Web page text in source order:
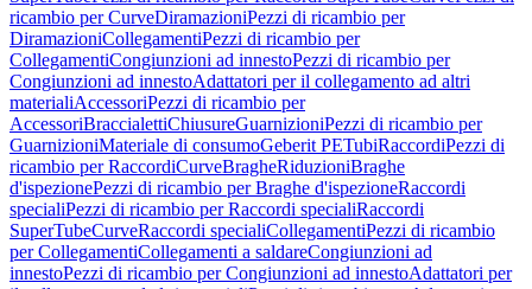
ricambio per CurveDiramazioniPezzi di ricambio per
DiramazioniCollegamentiPezzi di ricambio per
CollegamentiCongiunzioni ad innestoPezzi di ricambio per
Congiunzioni ad innestoAdattatori per il collegamento ad altri
materialiAccessoriPezzi di ricambio per
AccessoriBraccialettiChiusureGuarnizioniPezzi di ricambio per
GuarnizioniMateriale di consumoGeberit PETubiRaccordiPezzi di
ricambio per RaccordiCurveBragheRiduzioniBraghe
d'ispezionePezzi di ricambio per Braghe d'ispezioneRaccordi
specialiPezzi di ricambio per Raccordi specialiRaccordi
SuperTubeCurveRaccordi specialiCollegamentiPezzi di ricambio
per CollegamentiCollegamenti a saldareCongiunzioni ad
innestoPezzi di ricambio per Congiunzioni ad innestoAdattatori per